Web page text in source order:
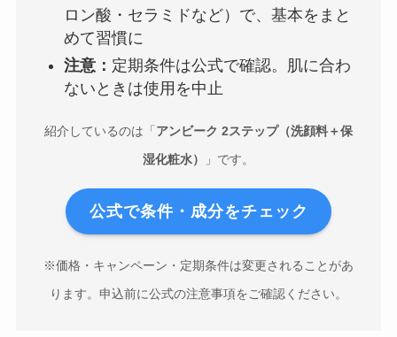
ロン酸・セラミドなど）で、基本をまと
めて習慣に
注意： 定期条件は公式で確認。肌に合わ
ないときは使用を中止
紹介しているのは「 アンビーク 2ステップ（洗顔料＋保
湿化粧水）
」です。
公式で条件・成分をチェック
※価格・キャンペーン・定期条件は変更されることがあ
ります。申込前に公式の注意事項をご確認ください。